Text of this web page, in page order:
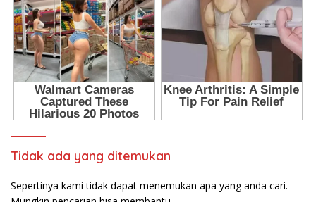
Tidak ada yang ditemukan
Sepertinya kami tidak dapat menemukan apa yang anda cari.